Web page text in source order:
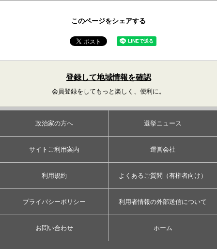
このページをシェアする
登録して地域情報を確認
会員登録をしてもっと楽しく、便利に。
政治家の方へ 選挙ニュース
サイトご利用案内 運営会社
利用規約 よくあるご質問（有権者向け）
プライバシーポリシー 利用者情報の外部送信について
お問い合わせ ホーム